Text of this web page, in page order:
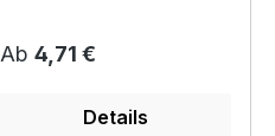
Regulärer Preis:
Ab4,71 €
Details